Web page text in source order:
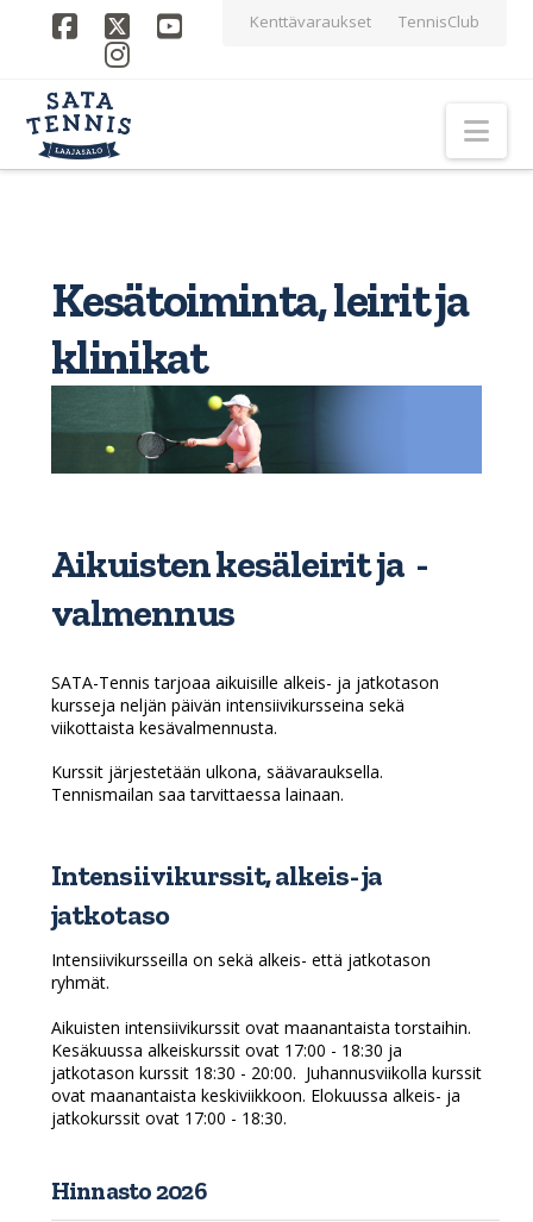
Kenttävaraukset TennisClub
Facebook
X YouTube
Instagram
Kesätoiminta, leirit ja
klinikat
Aikuisten kesäleirit ja -
valmennus
SATA-Tennis tarjoaa aikuisille alkeis- ja jatkotason
kursseja neljän päivän intensiivikursseina sekä
viikottaista kesävalmennusta.
Kurssit järjestetään ulkona, säävarauksella.
Tennismailan saa tarvittaessa lainaan.
Intensiivikurssit, alkeis- ja
jatkotaso
Intensiivikursseilla on sekä alkeis- että jatkotason
ryhmät.
Aikuisten intensiivikurssit ovat maanantaista torstaihin.
Kesäkuussa alkeiskurssit ovat 17:00 - 18:30 ja
jatkotason kurssit 18:30 - 20:00. Juhannusviikolla kurssit
ovat maanantaista keskiviikkoon. Elokuussa alkeis- ja
jatkokurssit ovat 17:00 - 18:30.
Hinnasto 2026